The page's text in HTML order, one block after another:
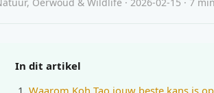
In dit artikel
Waarom Koh Tao jouw beste kans is